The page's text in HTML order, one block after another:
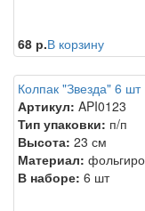
68 р.В корзину
Колпак "Звезда" 6 шт
Артикул: API0123
Тип упаковки: п/п
Высота: 23 см
Материал:
В наборе: 6 шт